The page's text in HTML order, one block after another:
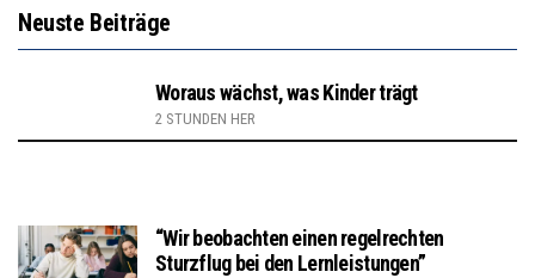
Neuste Beiträge
Woraus wächst, was Kinder trägt
2 STUNDEN HER
“Wir beobachten einen regelrechten
Sturzflug bei den Lernleistungen”